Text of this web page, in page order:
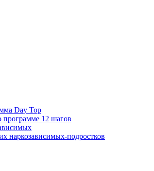
Day Top
программе 12 шагов
наркозависимых-подростков